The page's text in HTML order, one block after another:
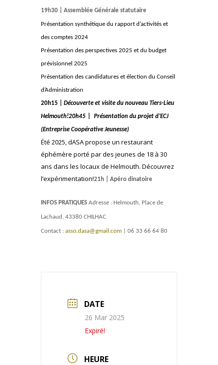
19h30 | Assemblée Générale statutaire
Présentation synthétique du rapport d’activités et
des comptes 2024
Présentation des perspectives 2025 et du budget
prévisionnel 2025
Présentation des candidatures et élection du Conseil
d’Administration
20h15 | Découverte et visite du nouveau Tiers-Lieu
Helmouth!20h45 Présentation du projet d’ECJ
(Entreprise Coopérative Jeunesse)
Été 2025, dASA propose un restaurant
éphémère porté par des jeunes de 18 à 30
ans dans les locaux de Helmouth. Découvrez
l’expérimentation!21h | Apéro dinatoire
INFOS PRATIQUES Adresse : Helmouth, Place de
Lachaud, 43380 CHILHAC
Contact : asso.dasa@gmail.com | 06 33 66 64 80
DATE
26 Mar 2025
Expiré!
HEURE